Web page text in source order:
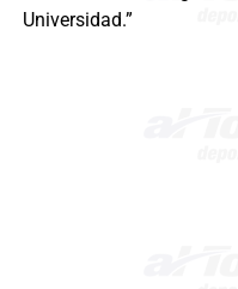
Universidad.”